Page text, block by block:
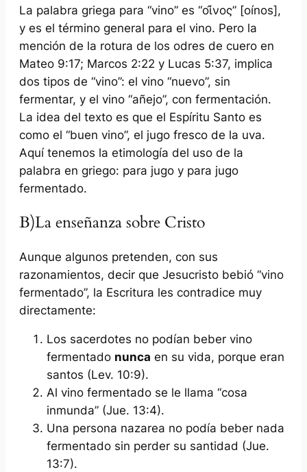
La palabra griega para “vino” es “οἰ̂νος” [oínos],
y es el término general para el vino. Pero la
mención de la rotura de los odres de cuero en
Mateo 9:17; Marcos 2:22 y Lucas 5:37, implica
dos tipos de “vino”: el vino “nuevo”, sin
fermentar, y el vino “añejo”, con fermentación.
La idea del texto es que el Espíritu Santo es
como el “buen vino”, el jugo fresco de la uva.
Aquí tenemos la etimología del uso de la
palabra en griego: para jugo y para jugo
fermentado.
B)La enseñanza sobre Cristo
Aunque algunos pretenden, con sus
razonamientos, decir que Jesucristo bebió “vino
fermentado”, la Escritura les contradice muy
directamente:
Los sacerdotes no podían beber vino
fermentado nunca en su vida, porque eran
santos (Lev. 10:9).
Al vino fermentado se le llama “cosa
inmunda” (Jue. 13:4).
Una persona nazarea no podía beber nada
fermentado sin perder su santidad (Jue.
13:7).